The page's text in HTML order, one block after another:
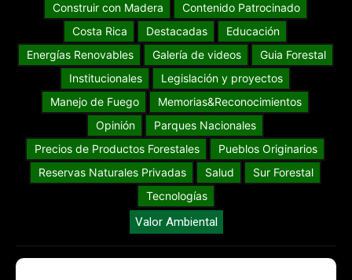
Construir con Madera
Contenido Patrocinado
Costa Rica
Destacadas
Educación
Energías Renovables
Galería de videos
Guia Forestal
Institucionales
Legislación y proyectos
Manejo de Fuego
Memorias&Reconocimientos
Opinión
Parques Nacionales
Precios de Productos Forestales
Pueblos Originarios
Reservas Naturales Privadas
Salud
Sur Forestal
Tecnologías
Valor Ambiental